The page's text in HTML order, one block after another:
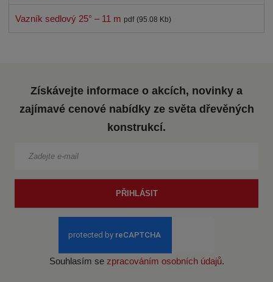
Vazník sedlový 25° – 11 m pdf (95.08 Kb)
Získávejte informace o akcích, novinky a
zajímavé cenové nabídky ze světa dřevěných
konstrukcí.
PŘIHLÁSIT
Souhlasím se zpracováním osobních údajů.